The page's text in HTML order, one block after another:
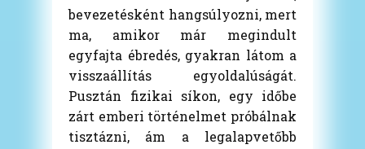
bevezetésként hangsúlyozni, mert
ma, amikor már megindult
egyfajta ébredés, gyakran látom a
visszaállítás egyoldalúságát.
Pusztán fizikai síkon, egy időbe
zárt emberi történelmet próbálnak
tisztázni, ám a legalapvetőbb